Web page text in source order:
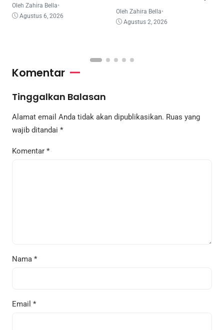
Juare
Oleh Zahira Bella•
Agustus 6, 2026
Oleh Zahira Bella•
Agustus 2, 2026
Komentar
Tinggalkan Balasan
Alamat email Anda tidak akan dipublikasikan. Ruas yang
wajib ditandai *
Komentar *
Nama *
Email *